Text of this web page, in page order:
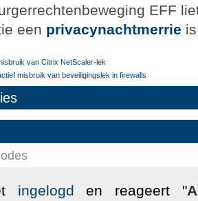
EFF
een privacynachtmerrie
van Citrix NetScaler-lek
misbruik van beveiligingslek in firewalls
ingelogd en reageert "